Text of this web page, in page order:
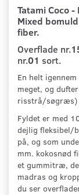
Tatami Coco
Mixed
fiber.
Overflade nr.
nr.01 sort.
En helt
meget, og
risstrå/søgræs)
Fyldet er med
dejlig fleksibel/
på, og som
mm. kokosnød
et gummitræ,
madras og
du ser